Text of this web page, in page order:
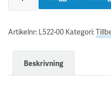
Artikelnr: L522-00 Kategori:
Beskrivning